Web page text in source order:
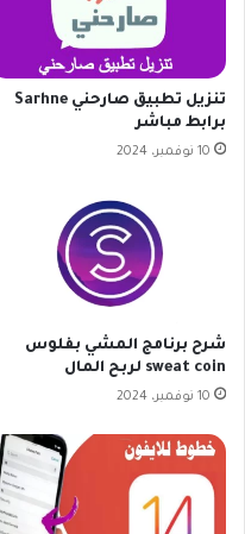
تنزيل تطبيق صارحني Sarhne
برابط مباشر
10 نوفمبر، 2024
شرح برنامج المشي بفلوس
sweat coin لربح المال
10 نوفمبر، 2024